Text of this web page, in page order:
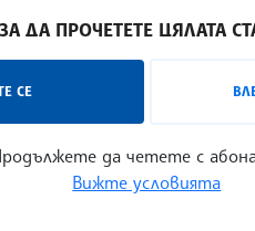
ЗА ДА ПРОЧЕТЕТЕ ЦЯЛАТА
СЕ
да четете с
Вижте условията